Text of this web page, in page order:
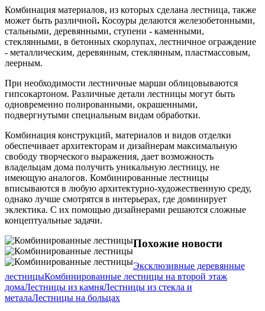
Комбинация материалов, из которых сделана лестница, также
может быть различной. Косоуры делаются железобетонными,
стальными, деревянными, ступени - каменными,
стеклянными, в бетонных скорлупах, лестничное ограждение
- металлическим, деревянным, стеклянным, пластмассовым,
леерным.
При необходимости лестничные марши облицовываются
гипсокартоном. Различные детали лестницы могут быть
одновременно полированными, окрашенными,
подвергнутыми специальным видам обработки.
Комбинация конструкций, материалов и видов отделки
обеспечивает архитекторам и дизайнерам максимальную
свободу творческого выражения, дает возможность
владельцам дома получить уникальную лестницу, не
имеющую аналогов. Комбинированные лестницы
вписываются в любую архитектурно-художественную среду,
однако лучше смотрятся в интерьерах, где доминирует
эклектика. С их помощью дизайнерами решаются сложные
концептуальные задачи.
Похожие новости
Эксклюзивные деревянные
лестницыКомбинированные лестницы на второй этаж
домаЛестницы из камняЛестницы из стекла и
металаЛестницы на больцах